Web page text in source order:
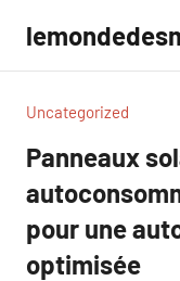
contenu
Uncategorized
Panneaux
pour une
optimisée